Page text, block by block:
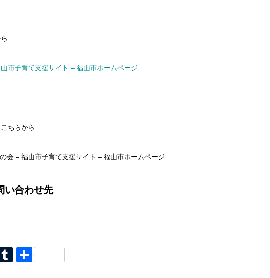
市子育て支援サイト – 福山市ホームページ
ちらから
会 – 福山市子育て支援サイト – 福山市ホームページ
い合わせ先
Pinterest
Tumblr
共